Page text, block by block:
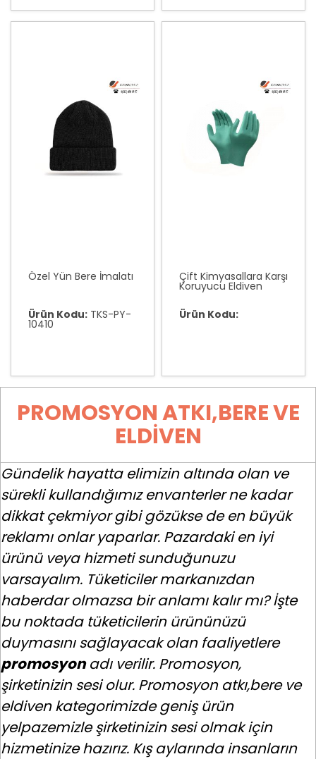
Özel Yün Bere İmalatı
Ürün Kodu: TKS-PY-
10410
Çift Kimyasallara Karşı
Koruyucu Eldiven
Ürün Kodu:
PROMOSYON ATKI,BERE VE
ELDIVEN
Gündelik hayatta elimizin altında olan ve
sürekli kullandığımız envanterler ne kadar
dikkat çekmiyor gibi gözükse de en büyük
reklamı onlar yaparlar. Pazardaki en iyi
ürünü veya hizmeti sunduğunuzu
varsayalım. Tüketiciler markanızdan
haberdar olmazsa bir anlamı kalır mı? İşte
bu noktada tüketicilerin ürününüzü
duymasını sağlayacak olan faaliyetlere
promosyonadı verilir. Promosyon,
şirketinizin sesi olur. Promosyon atkı,bere ve
eldiven kategorimizde geniş ürün
yelpazemizle şirketinizin sesi olmak için
hizmetinize hazırız. Kış aylarında insanların